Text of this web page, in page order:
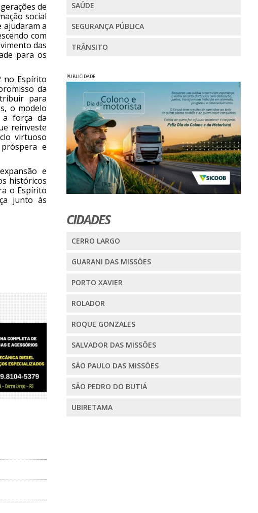
de
social
ajudaram a
com
das
para os
no Espírito
da
para
o modelo
a força da
reinveste
virtuoso
e
e
históricos
o Espírito
junto às
SAÚDE
SEGURANÇA PÚBLICA
TRÂNSITO
PUBLICIDADE
CIDADES
CERRO LARGO
GUARANI DAS MISSÕES
PORTO XAVIER
ROLADOR
ROQUE GONZALES
SALVADOR DAS MISSÕES
SÃO PAULO DAS MISSÕES
SÃO PEDRO DO BUTIÁ
UBIRETAMA